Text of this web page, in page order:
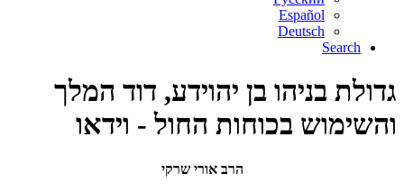
Español
Deutsch
Search
גדולת בניהו בן יהוידע, דוד המלך
והשימוש בכוחות החול - וידאו
הרב אורי שרקי